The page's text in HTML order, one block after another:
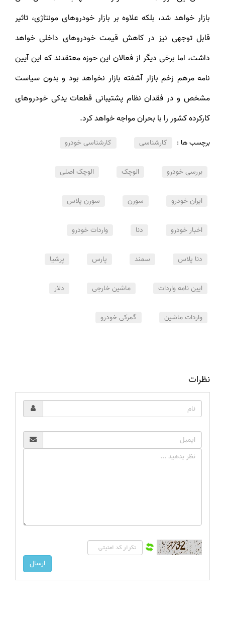
بازار خواهد شد، بلکه علاوه بر بازار خودروهای مونتاژی، تاثیر
قابل توجهی نیز در کاهش قیمت خودروهای داخلی خواهد
داشت، اما برخی دیگر از فعالان این حوزه معتقدند که این آیین
نامه مرهم زخم بازار آشفته بازار نخواهد بود و بدون سیاست
مشخص و در فقدان نظام پشتیبانی قطعات یدکی خودروهای
کارکرده کشور را با بحران مواجه خواهد کرد.
برچسب ها : کارشناسی کارشناسی خودرو
بررسی خودرو الوچک الوچک اصلی
ایران خودرو سورن سورن پلاس
اخبار خودرو دنا واردات خودرو
دنا پلاس سمند پارس پرشیا
ایین نامه واردات ماشین خارجی دلار
واردات ماشین گمرکی خودرو
نظرات